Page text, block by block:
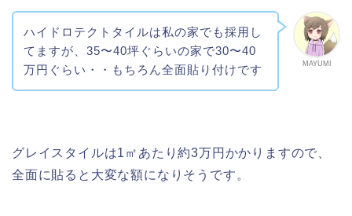
MAYUMI
ハイドロテクトタイルは私の家でも採用し
てますが、35〜40坪ぐらいの家で30〜40
万円ぐらい・・もちろん全面貼り付けです
グレイスタイルは1㎡あたり約3万円かかりますので、
全面に貼ると大変な額になりそうです。